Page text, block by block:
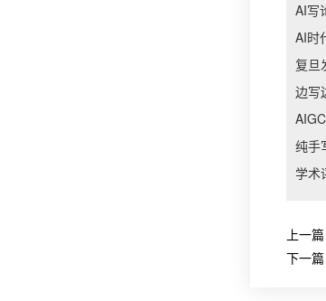
AI写
AI时
复旦
边写
纯手
学术
上一篇
下一篇